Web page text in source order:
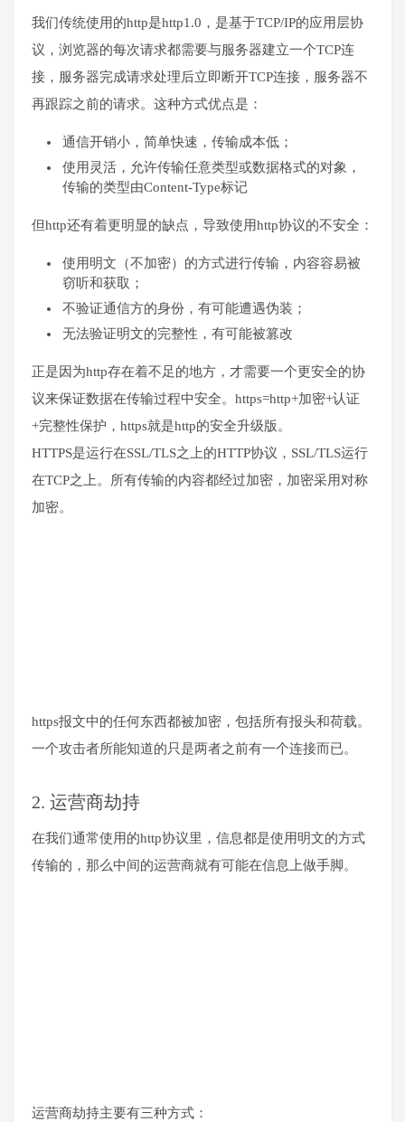
我们传统使用的http是http1.0，是基于TCP/IP的应用层协
议，浏览器的每次请求都需要与服务器建立一个TCP连
接，服务器完成请求处理后立即断开TCP连接，服务器不
再跟踪之前的请求。这种方式优点是：
通信开销小，简单快速，传输成本低；
使用灵活，允许传输任意类型或数据格式的对象，
传输的类型由Content-Type标记
但http还有着更明显的缺点，导致使用http协议的不安全：
使用明文（不加密）的方式进行传输，内容容易被
窃听和获取；
不验证通信方的身份，有可能遭遇伪装；
无法验证明文的完整性，有可能被篡改
正是因为http存在着不足的地方，才需要一个更安全的协
议来保证数据在传输过程中安全。https=http+加密+认证
+完整性保护，https就是http的安全升级版。
HTTPS是运行在SSL/TLS之上的HTTP协议，SSL/TLS运行
在TCP之上。所有传输的内容都经过加密，加密采用对称
加密。
https报文中的任何东西都被加密，包括所有报头和荷载。
一个攻击者所能知道的只是两者之前有一个连接而已。
2. 运营商劫持
在我们通常使用的http协议里，信息都是使用明文的方式
传输的，那么中间的运营商就有可能在信息上做手脚。
运营商劫持主要有三种方式：